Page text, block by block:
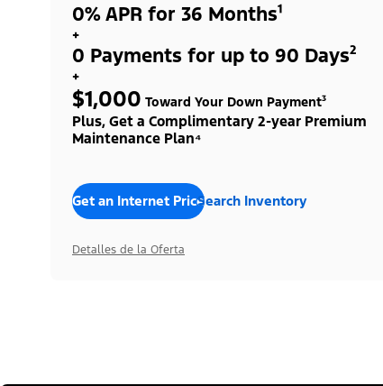
0% APR for 36 Months¹
+
0 Payments for up to 90 Days²
+
$1,000 Toward Your Down Payment³
Plus, Get a Complimentary 2-year Premium
Maintenance Plan⁴
Get an Internet PriceSearch Inventory
Detalles de la Oferta